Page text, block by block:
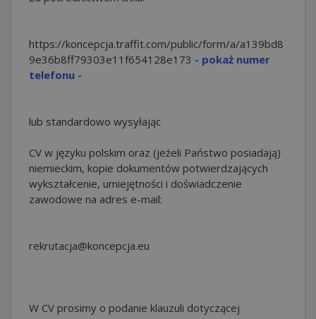
https://koncepcja.traffit.com/public/form/a/a139bd8
9e36b8ff79303e11f654128e173 - pokaż numer
telefonu -
lub standardowo wysyłając
CV w języku polskim oraz (jeżeli Państwo posiadają)
niemieckim, kopie dokumentów potwierdzających
wykształcenie, umiejętności i doświadczenie
zawodowe na adres e-mail:
rekrutacja@koncepcja.eu
W CV prosimy o podanie klauzuli dotyczącej